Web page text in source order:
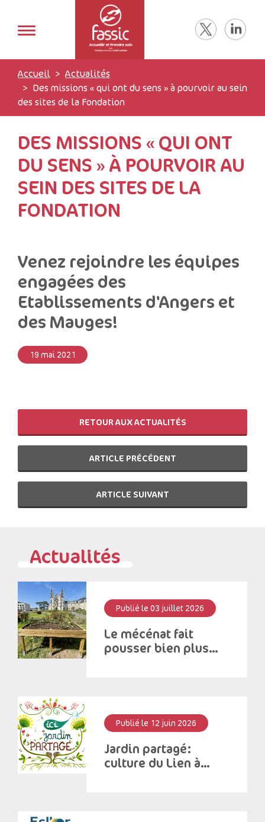
Accueil
Actualités
Des missions « qui ont du sens » à pourvoir au sein
des sites de la Fondation
DES MISSIONS « QUI ONT
DU SENS » À POURVOIR AU
SEIN DES SITES DE LA
FONDATION
Venez rejoindre les équipes
engagées des
Etablissements d'Angers et
des Mauges!
19 mai 2021
RETOUR AUX ACTUALITÉS
ARTICLE PRÉCÉDENT
ARTICLE SUIVANT
Actualités
Publié le 03 juillet 2026
Le mécénat fait
pousser bien plus
Publié le 12 juin 2026
Jardin partagé:
culture du Lien à